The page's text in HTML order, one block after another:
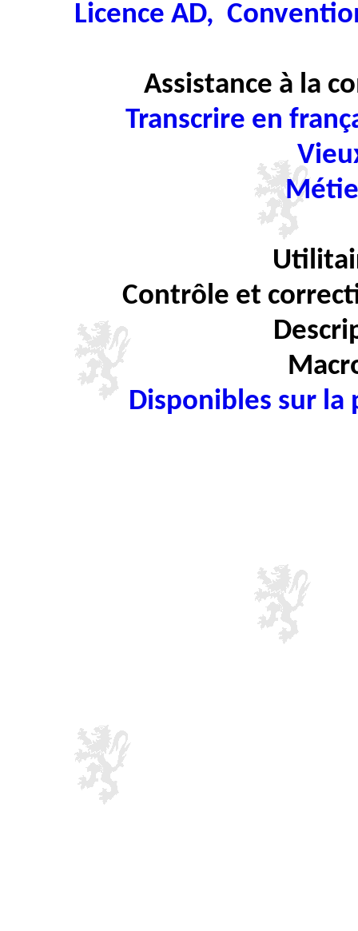
Licence AD,
Assistance à la
Transcrire en
Contrôle et
Disponibles sur la